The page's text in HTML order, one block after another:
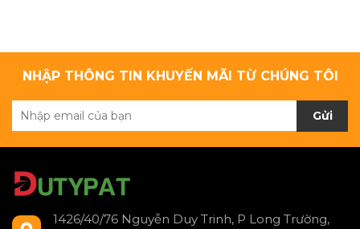
NHẬP THÔNG TIN KHUYẾN MÃI TỪ CHÚNG TÔI
Gửi
1426/40/76 Nguyễn Duy Trinh, P Long Trường,